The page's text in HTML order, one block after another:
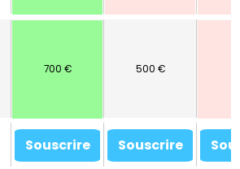
700 € 500 €
Souscrire Souscrire